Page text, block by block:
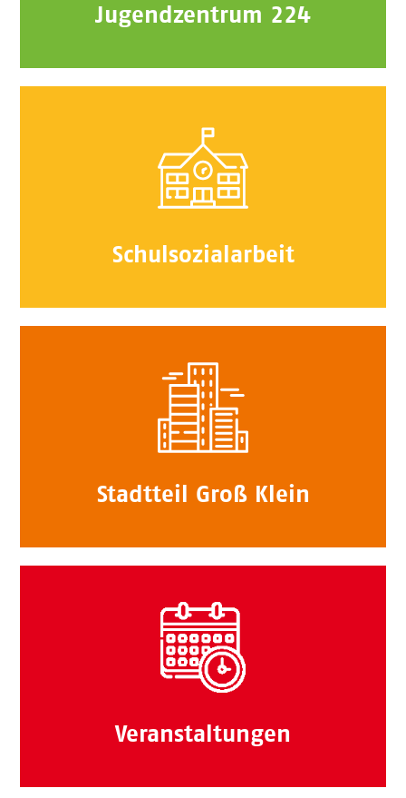
Jugendzentrum 224
Schulsozialarbeit
Stadtteil Groß Klein
Veranstaltungen